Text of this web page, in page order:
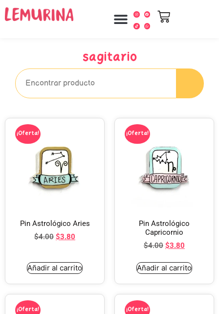
sagitario
¡Oferta!
Pin Astrológico Aries
$4.00 $3.80
Añadir al carrito
¡Oferta!
Pin Astrológico
Capricornio
$4.00 $3.80
Añadir al carrito
¡Oferta! ¡Oferta!